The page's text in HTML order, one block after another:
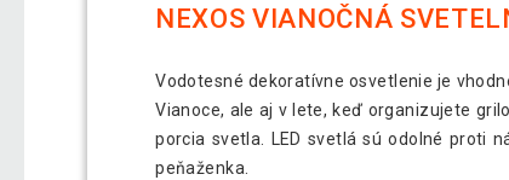
NEXOS VIANOČNÁ
Vodotesné dekoratívne osvetlenie je
Vianoce, ale aj v lete, keď organizujete
porcia svetla. LED svetlá sú odolné proti
peňaženka.